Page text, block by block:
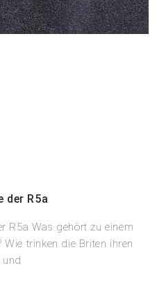
der R5a
R5a Was gehört zu einem
Wie trinken die Briten ihren
und